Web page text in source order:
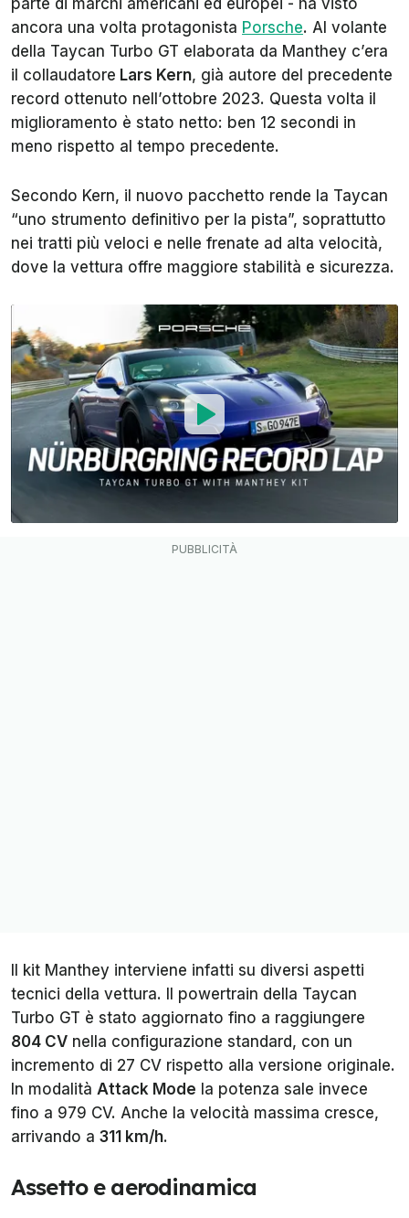
parte di marchi americani ed europei - ha visto
ancora una volta protagonista Porsche. Al volante
della Taycan Turbo GT elaborata da Manthey c’era
il collaudatore Lars Kern, già autore del precedente
record ottenuto nell’ottobre 2023. Questa volta il
miglioramento è stato netto: ben 12 secondi in
meno rispetto al tempo precedente.
Secondo Kern, il nuovo pacchetto rende la Taycan
“uno strumento definitivo per la pista”, soprattutto
nei tratti più veloci e nelle frenate ad alta velocità,
dove la vettura offre maggiore stabilità e sicurezza.
Il kit Manthey interviene infatti su diversi aspetti
tecnici della vettura. Il powertrain della Taycan
Turbo GT è stato aggiornato fino a raggiungere
804 CV nella configurazione standard, con un
incremento di 27 CV rispetto alla versione originale.
In modalità Attack Mode la potenza sale invece
fino a 979 CV. Anche la velocità massima cresce,
arrivando a 311 km/h.
Assetto e aerodinamica